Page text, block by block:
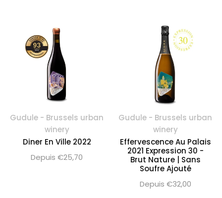
Gudule - Brussels urban
winery
Diner En Ville 2022
Depuis €25,70
Gudule - Brussels urban
winery
Effervescence Au Palais
2021 Expression 30 -
Brut Nature | Sans
Soufre Ajouté
Depuis €32,00